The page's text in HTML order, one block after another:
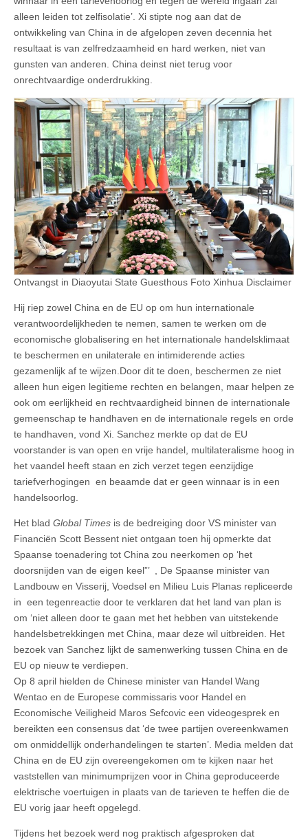
alleen leiden tot zelfisolatie’. Xi stipte nog aan dat de
ontwikkeling van China in de afgelopen zeven decennia het
resultaat is van zelfredzaamheid en hard werken, niet van
gunsten van anderen. China deinst niet terug voor
onrechtvaardige onderdrukking.
Ontvangst in Diaoyutai State Guesthous Foto Xinhua Disclaimer
Hij riep zowel China en de EU op om hun internationale
verantwoordelijkheden te nemen, samen te werken om de
economische globalisering en het internationale handelsklimaat
te beschermen en unilaterale en intimiderende acties
gezamenlijk af te wijzen.Door dit te doen, beschermen ze niet
alleen hun eigen legitieme rechten en belangen, maar helpen ze
ook om eerlijkheid en rechtvaardigheid binnen de internationale
gemeenschap te handhaven en de internationale regels en orde
te handhaven, vond Xi. Sanchez merkte op dat de EU
voorstander is van open en vrije handel, multilateralisme hoog in
het vaandel heeft staan en zich verzet tegen eenzijdige
tariefverhogingen en beaamde dat er geen winnaar is in een
handelsoorlog.
Het blad Global Times is de bedreiging door VS minister van
Financiën Scott Bessent niet ontgaan toen hij opmerkte dat
Spaanse toenadering tot China zou neerkomen op ‘het
doorsnijden van de eigen keel”’ , De Spaanse minister van
Landbouw en Visserij, Voedsel en Milieu Luis Planas repliceerde
in een tegenreactie door te verklaren dat het land van plan is
om ‘niet alleen door te gaan met het hebben van uitstekende
handelsbetrekkingen met China, maar deze wil uitbreiden. Het
bezoek van Sanchez lijkt de samenwerking tussen China en de
EU op nieuw te verdiepen.
Op 8 april hielden de Chinese minister van Handel Wang
Wentao en de Europese commissaris voor Handel en
Economische Veiligheid Maros Sefcovic een videogesprek en
bereikten een consensus dat ‘de twee partijen overeenkwamen
om onmiddellijk onderhandelingen te starten’. Media melden dat
China en de EU zijn overeengekomen om te kijken naar het
vaststellen van minimumprijzen voor in China geproduceerde
elektrische voertuigen in plaats van de tarieven te heffen die de
EU vorig jaar heeft opgelegd.
Tijdens het bezoek werd nog praktisch afgesproken dat